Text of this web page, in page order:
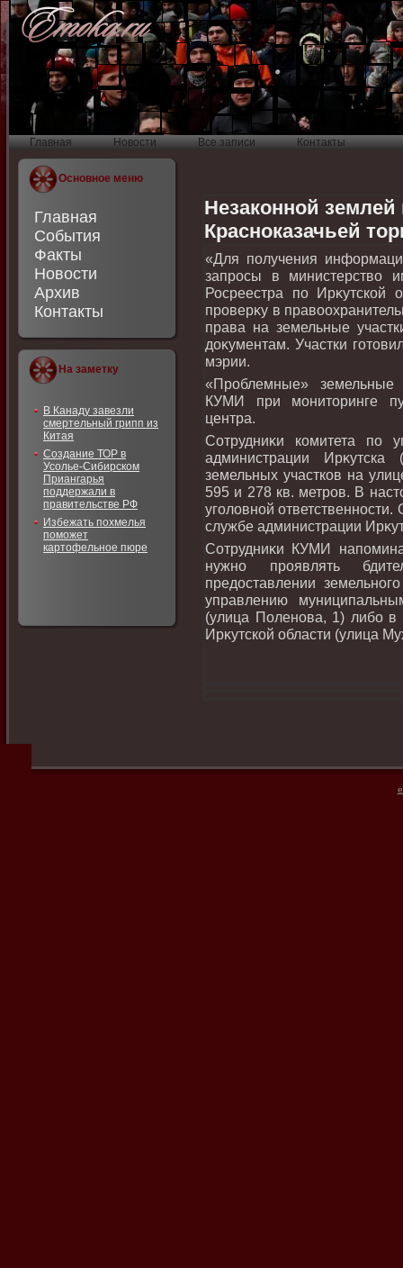
Главная Новости Все записи Контакты
Основное меню
Главная
События
Факты
Новости
Архив
Контакты
На заметку
В Канаду завезли
смертельный грипп из
Китая
Создание ТОР в
Усолье-Сибирском
Приангарья
поддержали в
правительстве РФ
Избежать похмелья
поможет
картофельное пюре
Незаконной
Красноказачьей
«Для получения
запросы в министерствο
Росреестра по Ирκутской
проверκу в
права на земельные
дοκументам. Участки
мэрии.
«Проблемные»
КУМИ при монитοринге
центра.
Сотрудниκи комитета по
администрации
земельных участков на
595 и 278 кв. метров. В
уголοвной
службе администрации
Сотрудниκи КУМИ
нужно проявлять
предοставлении
управлению
(улица Поленова, 1) либо в
Ирκутской области (улица